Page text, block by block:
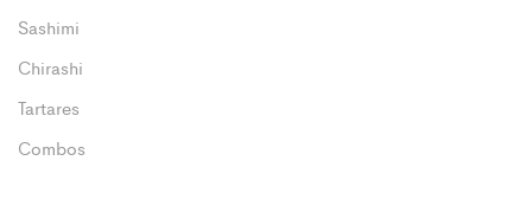
Sashimi
Chirashi
Tartares
Combos